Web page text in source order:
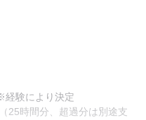
験により決定
25時間分、超過分は別途支